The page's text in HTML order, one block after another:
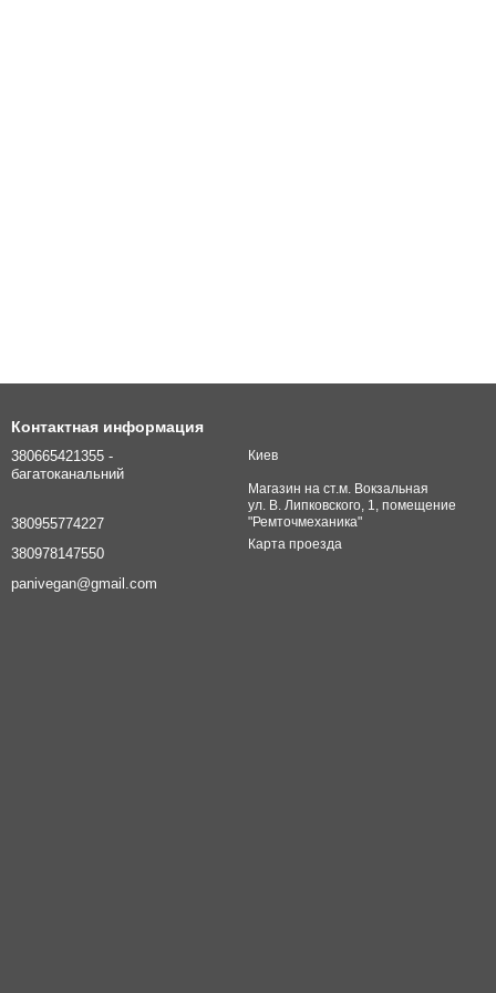
Контактная информация
380665421355 -
багатоканальний
380955774227
380978147550
panivegan@gmail.com
Киев
Магазин на ст.м. Вокзальная
ул. В. Липковского, 1, помещение
"Ремточмеханика"
Карта проезда